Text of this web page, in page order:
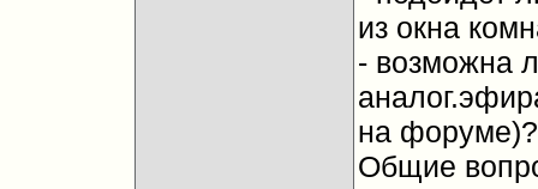
из окна
- возможна
на форуме)?
Общие